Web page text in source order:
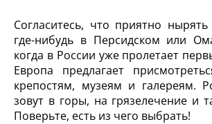
Согласитесь, что приятно
где-нибудь в Персидском или
когда в России уже пролетает
Европа предлагает
крепостям, музеям и галереям.
зовут в горы, на грязелечение и
Поверьте, есть из чего выбрать!